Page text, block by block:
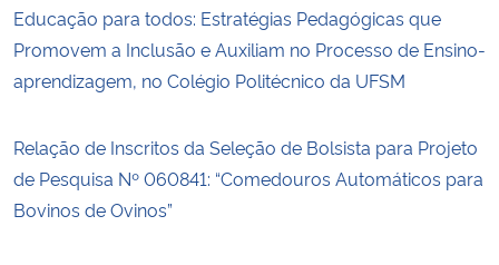
Educação para todos: Estratégias Pedagógicas que
Promovem a Inclusão e Auxiliam no Processo de Ensino-
aprendizagem, no Colégio Politécnico da UFSM
Relação de Inscritos da Seleção de Bolsista para Projeto
de Pesquisa Nº 060841: “Comedouros Automáticos para
Bovinos de Ovinos”